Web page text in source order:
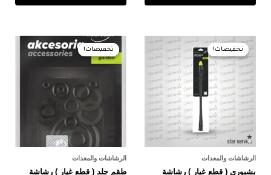
تخفيضات!
تخفيضات!
الرشاشات والمعدات
بشبورى ( قطع غيار ) رشاشة
السعر
الأصلي
هو:
510,00 EGP.
السعر
الحالي
هو:
500,00 EGP.
تخفيضات!
تخفيضات!
الرشاشات والمعدات
طقم جلد ( قطع غيار ) رشاشة
السعر
الأصلي
هو:
200,00 EGP.
السعر
الحالي
هو: